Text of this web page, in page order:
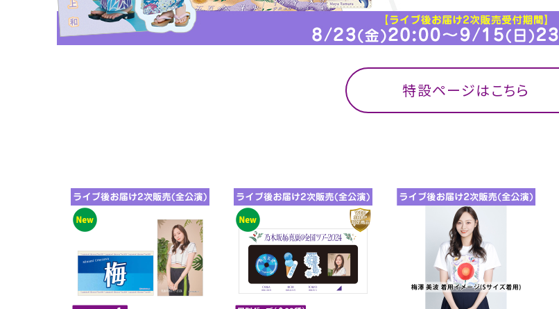
特設ページはこちら